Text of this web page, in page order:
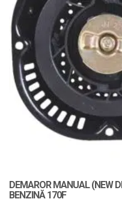
DEMAROR MANUAL (NEW
BENZINĂ 170F